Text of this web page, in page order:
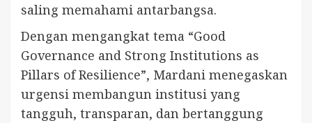
saling memahami antarbangsa.
Dengan mengangkat tema “Good
Governance and Strong Institutions as
Pillars of Resilience”, Mardani menegaskan
urgensi membangun institusi yang
tangguh, transparan, dan bertanggung